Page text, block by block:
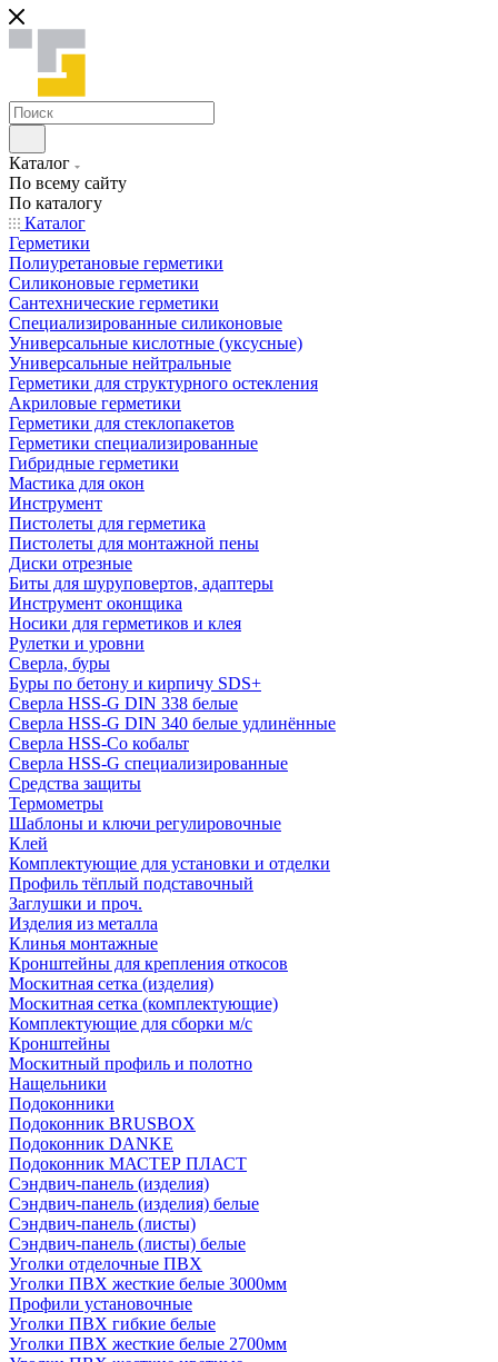
Каталог
По всему сайту
По каталогу
Каталог
Герметики
Полиуретановые герметики
Силиконовые герметики
Сантехнические герметики
Специализированные силиконовые
Универсальные кислотные (уксусные)
Универсальные нейтральные
Герметики для структурного остекления
Акриловые герметики
Герметики для стеклопакетов
Герметики специализированные
Гибридные герметики
Мастика для окон
Инструмент
Пистолеты для герметика
Пистолеты для монтажной пены
Диски отрезные
Биты для шуруповертов, адаптеры
Инструмент оконщика
Носики для герметиков и клея
Рулетки и уровни
Сверла, буры
Буры по бетону и кирпичу SDS+
Сверла HSS-G DIN 338 белые
Сверла HSS-G DIN 340 белые удлинённые
Сверла HSS-Co кобальт
Сверла HSS-G специализированные
Средства защиты
Термометры
Шаблоны и ключи регулировочные
Клей
Комплектующие для установки и отделки
Профиль тёплый подставочный
Заглушки и проч.
Изделия из металла
Клинья монтажные
Кронштейны для крепления откосов
Москитная сетка (изделия)
Москитная сетка (комплектующие)
Комплектующие для сборки м/с
Кронштейны
Москитный профиль и полотно
Нащельники
Подоконники
Подоконник BRUSBOX
Подоконник DANKE
Подоконник МАСТЕР ПЛАСТ
Сэндвич-панель (изделия)
Сэндвич-панель (изделия) белые
Сэндвич-панель (листы)
Сэндвич-панель (листы) белые
Уголки отделочные ПВХ
Уголки ПВХ жесткие белые 3000мм
Профили установочные
Уголки ПВХ гибкие белые
Уголки ПВХ жесткие белые 2700мм